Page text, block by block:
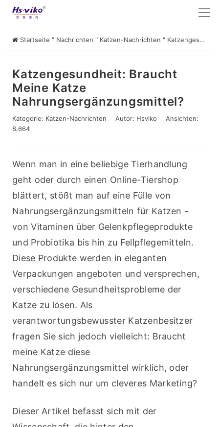
Startseite " Nachrichten " Katzen-Nachrichten " Katzengesundheit: Braucht meine Katze Nahrungsergänzungsmittel?
Katzengesundheit: Braucht
Meine Katze
Nahrungsergänzungsmittel?
Kategorie: Katzen-Nachrichten Autor: Hsviko
Ansichten:
8,664
Wenn man in eine beliebige Tierhandlung
geht oder durch einen Online-Tiershop
blättert, stößt man auf eine Fülle von
Nahrungsergänzungsmitteln für Katzen -
von Vitaminen über Gelenkpflegeprodukte
und Probiotika bis hin zu Fellpflegemitteln.
Diese Produkte werden in eleganten
Verpackungen angeboten und versprechen,
verschiedene Gesundheitsprobleme der
Katze zu lösen. Als
verantwortungsbewusster Katzenbesitzer
fragen Sie sich jedoch vielleicht: Braucht
meine Katze diese
Nahrungsergänzungsmittel wirklich, oder
handelt es sich nur um cleveres Marketing?
Dieser Artikel befasst sich mit der